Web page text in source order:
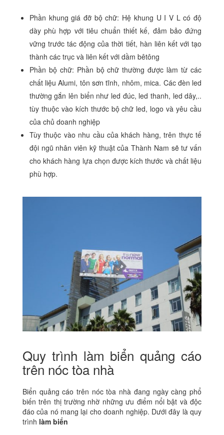
Phần khung giá đỡ bộ chữ: Hệ khung U I V L có độ
dày phù hợp với tiêu chuẩn thiết kế, đảm bảo đứng
vững trước tác động của thời tiết, hàn liên kết với tạo
thành các trục và liên kết với dầm bêtông
Phần bộ chữ: Phần bộ chữ thường được làm từ các
chất liệu Alumi, tôn sơn tĩnh, nhôm, mica. Các đèn led
thường gắn lên biển như led đúc, led thanh, led dây,..
tùy thuộc vào kích thước bộ chữ led, logo và yêu cầu
của chủ doanh nghiệp
Tùy thuộc vào nhu cầu của khách hàng, trên thực tế
đội ngũ nhân viên kỹ thuật của Thành Nam sẽ tư vấn
cho khách hàng lựa chọn được kích thước và chất liệu
phù hợp.
Quy trình làm biển quảng cáo
trên nóc tòa nhà
Biển quảng cáo trên nóc tòa nhà đang ngày càng phổ
biến trên thị trường nhờ những ưu điểm nổi bật và độc
đáo của nó mang lại cho doanh nghiệp. Dưới đây là quy
trình làm biển